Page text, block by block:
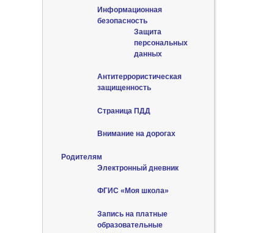
Информационная
безопасность
Защита
персональных
данных
Антитеррористическая
защищенность
Страница ПДД
Внимание на дорогах
Родителям
Электронный дневник
ФГИС «Моя школа»
Запись на платные
образовательные